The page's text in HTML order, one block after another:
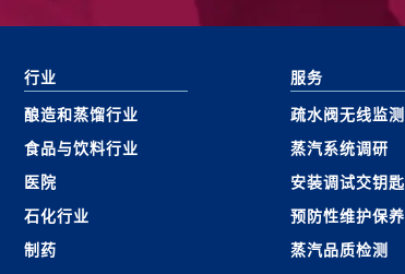
行业
酿造和蒸馏行业
食品与饮料行业
医院
石化行业
制药
服务
疏水阀无线监测
蒸汽系统调研
安装调试交钥匙
预防性维护保养
蒸汽品质检测